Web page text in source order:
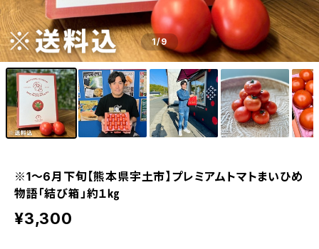
1/9
※1～6月下旬【熊本県宇土市】プレミアムトマトまいひめ
物語「結び箱」約１㎏
¥3,300